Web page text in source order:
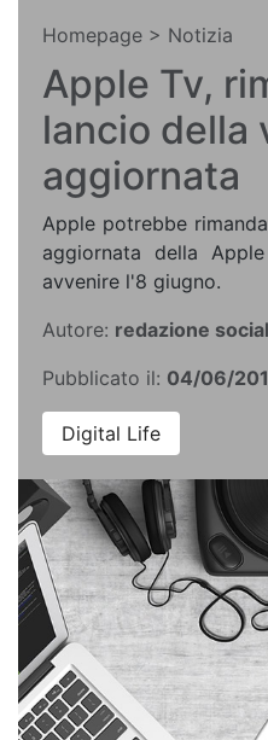
Homepage > Notizia
Apple Tv,
lancio della
aggiornata
Apple potrebbe
aggiornata della
avvenire l'8 giugno.
Autore: redazione
Pubblicato il: 04/06/
Digital Life